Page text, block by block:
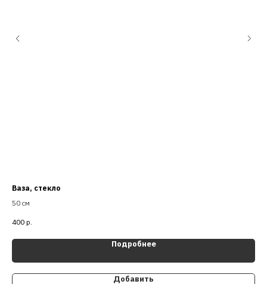
Ваза, стекло
50 см
400 р.
Подробнее
Добавить